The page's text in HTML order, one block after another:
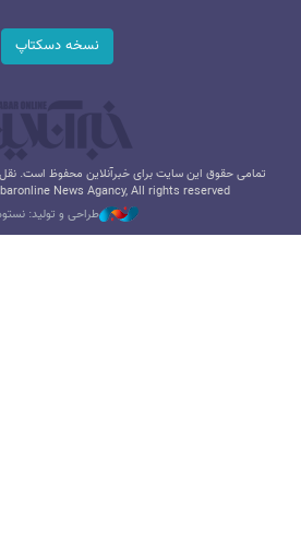
نسخه دسکتاپ
تمامی حقوق این سایت برای خبرآنلاین محفوظ است. نقل
News Agancy, All rights reserved
طراحی و تولید: